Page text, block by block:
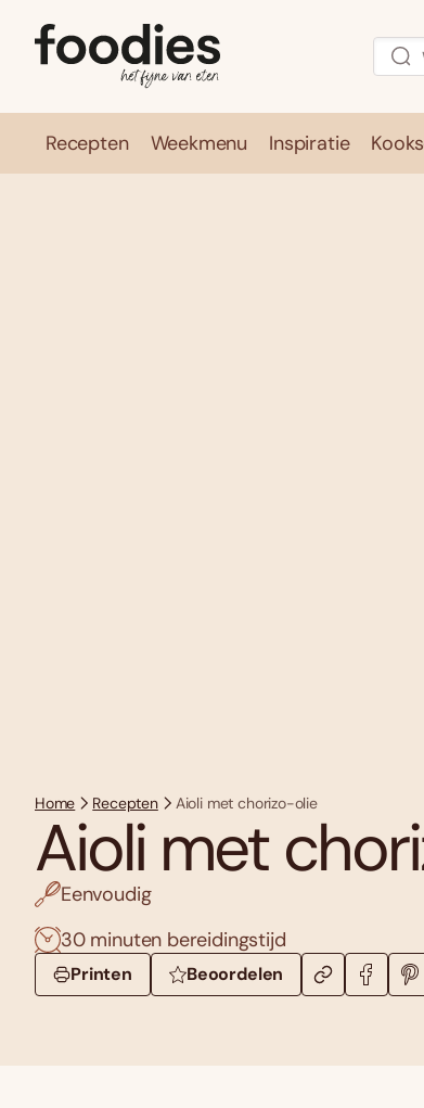
Recepten Weekmenu Inspiratie
Home Recepten Aioli met chorizo-olie
Aioli met
Eenvoudig
30 minuten bereidingstijd
Printen Beoordelen